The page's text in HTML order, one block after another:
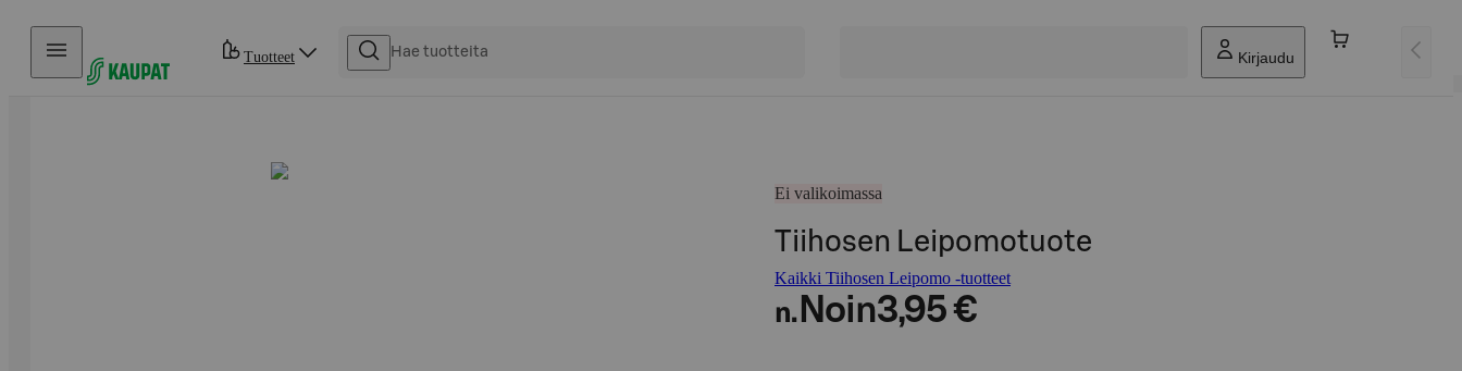
Hyppää sisältöön
Tuotteet Kirjaudu
Ei valikoimassa
Tiihosen Leipomotuote
Kaikki Tiihosen Leipomo -tuotteet
n. Noin3,95 €